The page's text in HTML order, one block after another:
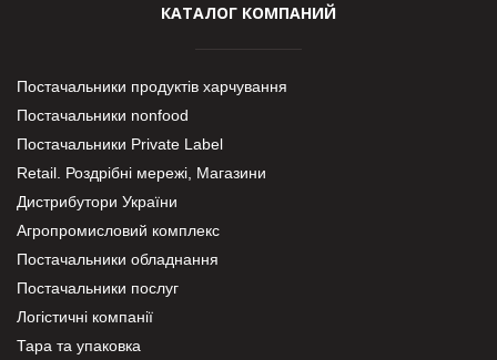
КАТАЛОГ КОМПАНИЙ
Постачальники продуктів харчування
Постачальники nonfood
Постачальники Private Label
Retail. Роздрібні мережі, Магазини
Дистрибутори України
Агропромисловий комплекс
Постачальники обладнання
Постачальники послуг
Логістичні компанії
Тара та упаковка